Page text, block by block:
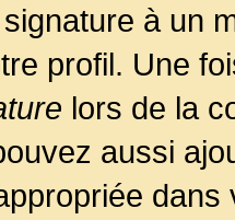
à un
profil. Une
lors de la
aussi